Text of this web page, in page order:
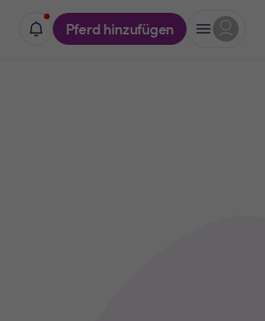
Pferd hinzufügen